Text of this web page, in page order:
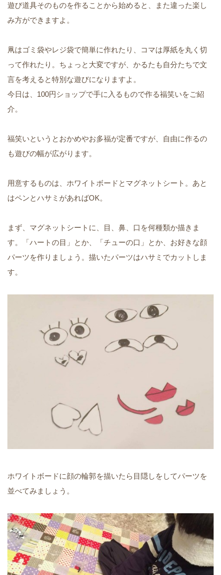
遊び道具そのものを作ることから始めると、また違った楽し
み方ができますよ。
凧はゴミ袋やレジ袋で簡単に作れたり、コマは厚紙を丸く切
って作れたり。ちょっと大変ですが、かるたも自分たちで文
言を考えると特別な遊びになりますよ。
今日は、100円ショップで手に入るもので作る福笑いをご紹
介。
福笑いというとおかめやお多福が定番ですが、自由に作るの
も遊びの幅が広がります。
用意するものは、ホワイトボードとマグネットシート。あと
はペンとハサミがあればOK。
まず、マグネットシートに、目、鼻、口を何種類か描きま
す。「ハートの目」とか、「チューの口」とか、お好きな顔
パーツを作りましょう。描いたパーツはハサミでカットしま
す。
ホワイトボードに顔の輪郭を描いたら目隠しをしてパーツを
並べてみましょう。